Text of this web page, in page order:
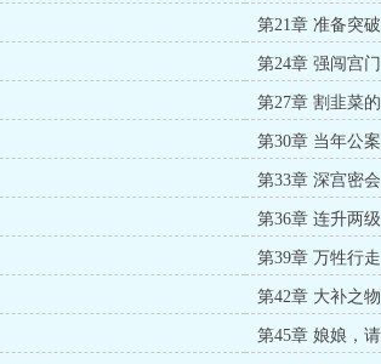
第21章 准备突破
第24章 强闯宫门
第27章 割韭菜
第30章 当年公案
第33章 深宫密会
第36章 连升两级
第39章 万牲行走
第42章 大补之物
第45章 娘娘，